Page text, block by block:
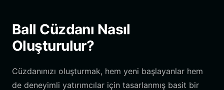
Ball Cüzdanı Nasıl
Oluşturulur?
Cüzdanınızı oluşturmak, hem yeni başlayanlar hem
de deneyimli yatırımcılar için tasarlanmış basit bir